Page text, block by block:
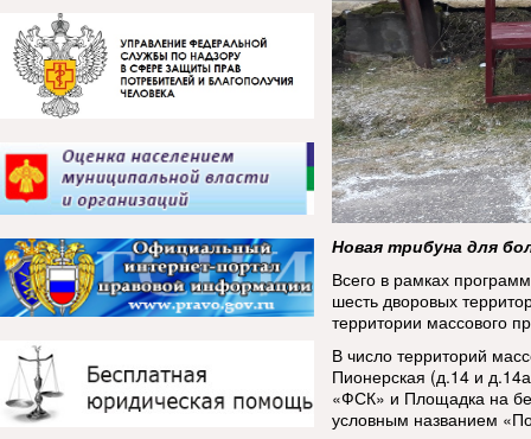
Новая трибуна для
Всего в рамках
шесть дворовых
территории массового
В число территорий
Пионерская (д.14 и
«ФСК» и Площадка на
условным названием